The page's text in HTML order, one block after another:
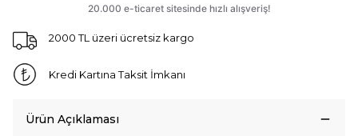
2000 TL üzeri ücretsiz kargo
Kredi Kartına Taksit İmkanı
Ürün Açıklaması